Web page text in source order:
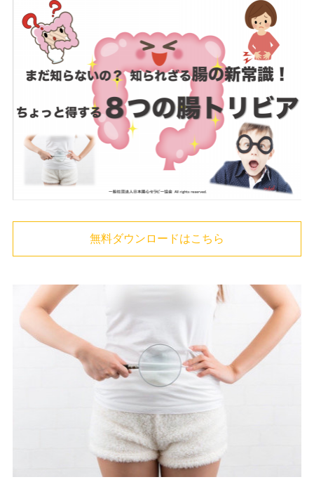
無料ダウンロードはこちら